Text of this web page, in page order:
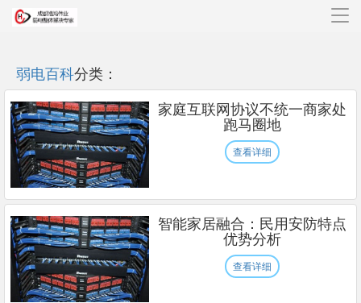
导
弱电百科分类：
家庭互联网协议不统一商家处
跑马圈地
查看详细
智能家居融合：民用安防特点
优势分析
查看详细